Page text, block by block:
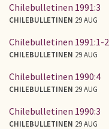
Chilebulletinen 1991:3
CHILEBULLETINEN 29 AUG
Chilebulletinen 1991:1-2
CHILEBULLETINEN 29 AUG
Chilebulletinen 1990:4
CHILEBULLETINEN 29 AUG
Chilebulletinen 1990:3
CHILEBULLETINEN 29 AUG